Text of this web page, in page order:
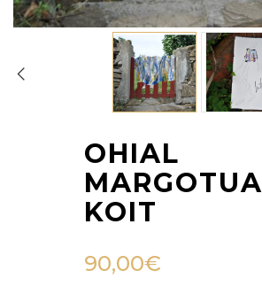
OHIAL
MARGOTUA
KOIT
90,00€